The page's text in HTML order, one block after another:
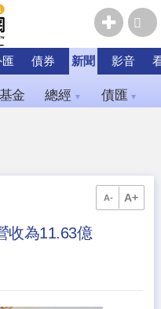
債券 新聞 影音
基金 總經 ▼ 債匯 ▼
A- A+
收為11.63億